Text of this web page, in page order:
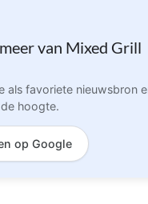
van Mixed Grill
als favoriete nieuwsbron
hoogte.
op Google